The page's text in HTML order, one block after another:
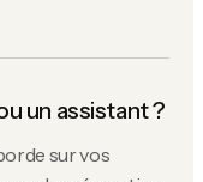
un assistant ?
sur vos